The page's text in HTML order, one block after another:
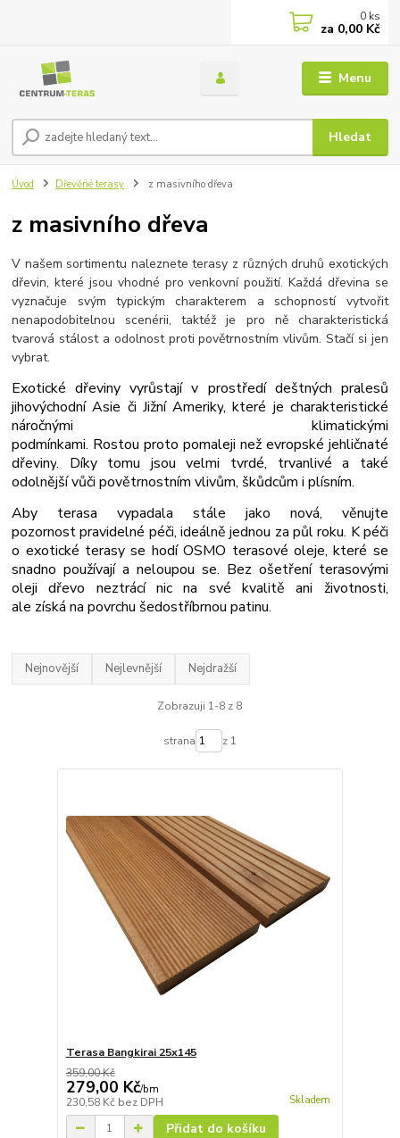
Menu
Hledat
0 ks
za 0,00 Kč
Úvod Dřevěné terasy z masivního dřeva
z masivního dřeva
V našem sortimentu naleznete terasy z různých druhů exotických
dřevin, které jsou vhodné pro venkovní použití. Každá dřevina se
vyznačuje svým typickým charakterem a schopností vytvořit
nenapodobitelnou scenérii, taktéž je pro ně charakteristická
tvarová stálost a odolnost proti povětrnostním vlivům. Stačí si jen
vybrat.
Exotické dřeviny vyrůstají v prostředí deštných pralesů
jihovýchodní Asie či Jižní Ameriky, které je charakteristické
náročnými klimatickými
podmínkami. Rostou proto pomaleji než evropské jehličnaté
dřeviny. Díky tomu jsouvelmi tvrdé, trvanlivé a také
odolnější vůči povětrnostním vlivům, škůdcům i plísním.
Aby terasa vypadala stále jako nová, věnujte
pozornostpravidelné péči, ideálně jednou za půl roku. K péči
o exotické terasy se hodíOSMO terasové oleje, které se
snadno používají a neloupou se. Bez ošetřeníterasovými
olejidřevo neztrácí nic na své kvalitě ani životnosti,
ale získá na povrchu šedostříbrnou patinu.
Nejnovější Nejlevnější Nejdražší
Zobrazuji 1-8 z 8
strana z 1
Terasa Bangkirai 25x145
359,00 Kč
279,00 Kč/bm
230,58 Kč bez DPH Skladem
Přidat do košíku